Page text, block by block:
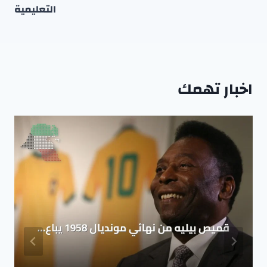
التعليمية
اخبار تهمك